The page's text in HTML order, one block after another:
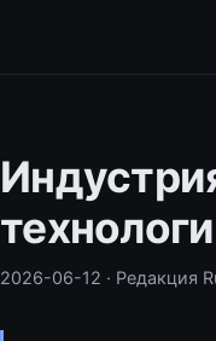
2026-06-12 · Редакция